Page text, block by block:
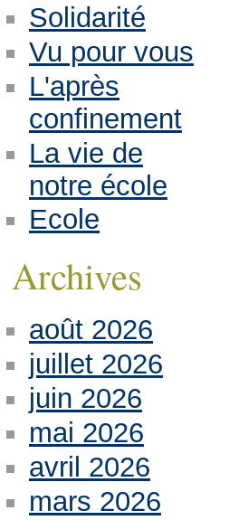
Solidarité
Vu pour vous
L'après
confinement
La vie de
notre école
Ecole
Archives
août 2026
juillet 2026
juin 2026
mai 2026
avril 2026
mars 2026